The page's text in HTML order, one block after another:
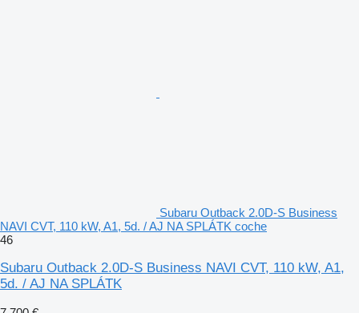
Subaru Outback 2.0D-S Business
NAVI CVT, 110 kW, A1, 5d. / AJ NA SPLÁTK coche
46
Subaru Outback 2.0D-S Business NAVI CVT, 110 kW, A1,
5d. / AJ NA SPLÁTK